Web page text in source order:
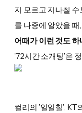
지 모르고 지나칠
를 나중에 알았을 때,
어때가 이런 것도
’72시간 소개팅’은
컬리의 ‘일일칠’, KT